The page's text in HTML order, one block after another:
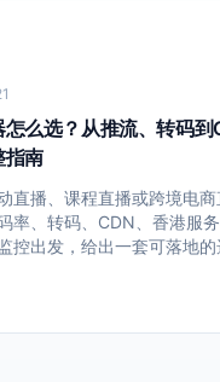
怎么选？从推流、转码
指南
直播、课程直播或跨境电商
率、转码、CDN、香港服
控出发，给出一套可落地的